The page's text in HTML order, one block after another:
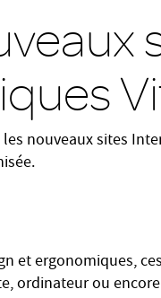
nouveaux sites
et ergonomiques,
ordinateur ou